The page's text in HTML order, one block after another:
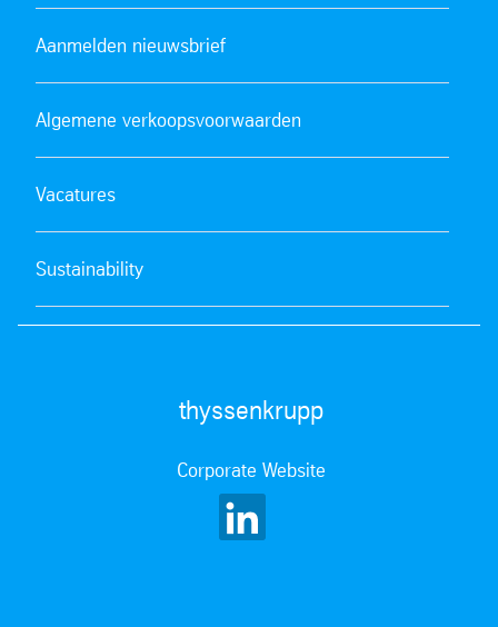
Aanmelden nieuwsbrief
Algemene verkoopsvoorwaarden
Vacatures
Sustainability
thyssenkrupp
Corporate Website